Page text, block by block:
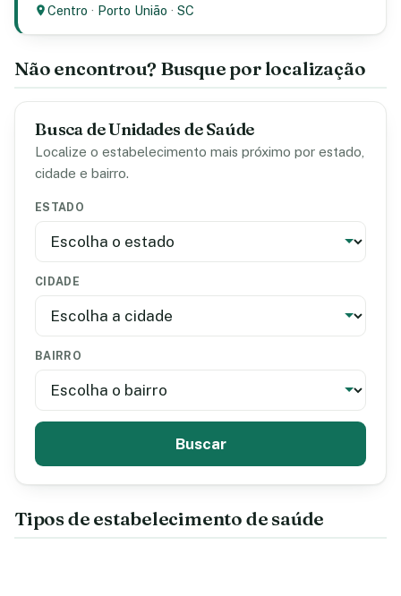
Centro · Porto União ·SC
Não encontrou? Busque por localização
Busca de Unidades de Saúde
Localize o estabelecimento mais próximo por estado,
cidade e bairro.
ESTADO
CIDADE
BAIRRO
Buscar
Tipos de estabelecimento de saúde